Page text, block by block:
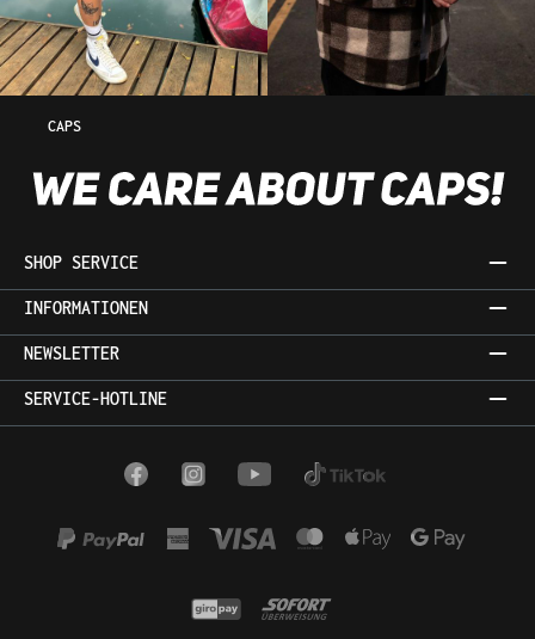
CAPS
SHOP SERVICE
INFORMATIONEN
NEWSLETTER
SERVICE-HOTLINE